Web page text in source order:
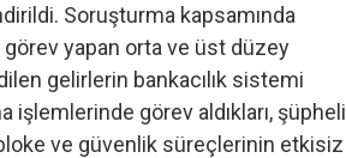
Soruşturma kapsamında
görev yapan orta ve üst düzey
gelirlerin bankacılık sistemi
işlemlerinde görev aldıkları, şüpheli
ve güvenlik süreçlerinin etkisiz